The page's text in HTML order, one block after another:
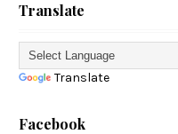
Translate
Translate
Facebook